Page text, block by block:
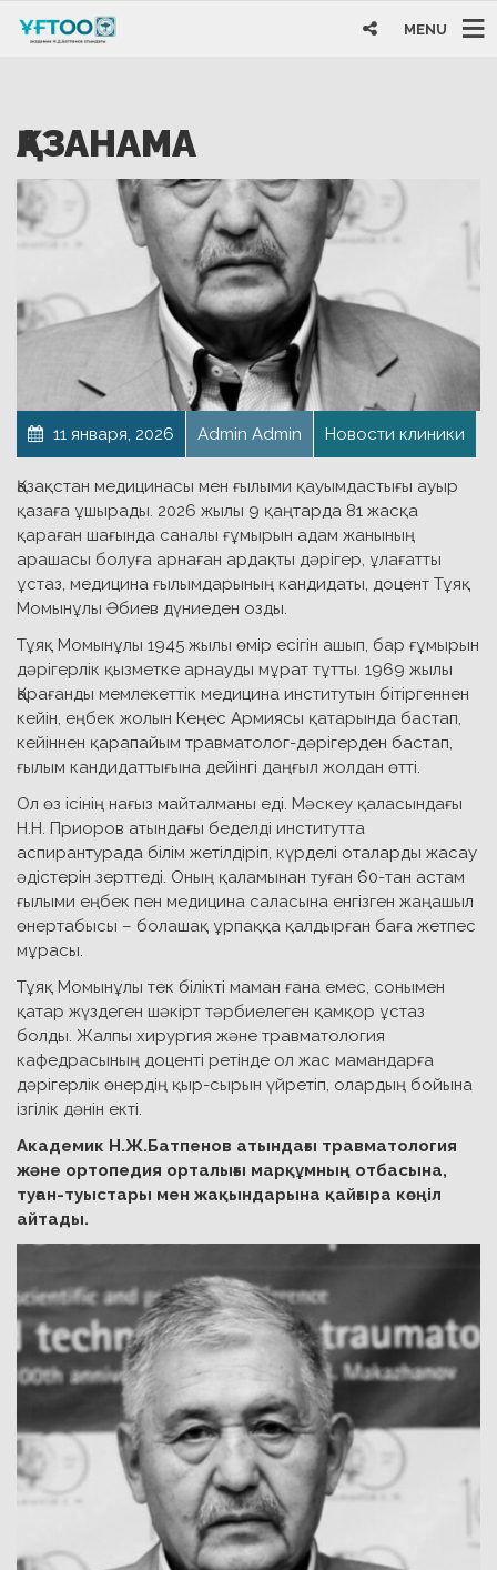
MENU
ҚАЗАНАМА
11 января, 2026 Admin Admin Новости клиники
Қазақстан медицинасы мен ғылыми қауымдастығы ауыр
қазаға ұшырады. 2026 жылы 9 қаңтарда 81 жасқа
қараған шағында саналы ғұмырын адам жанының
арашасы болуға арнаған ардақты дәрігер, ұлағатты
ұстаз, медицина ғылымдарының кандидаты, доцент Тұяқ
Момынұлы Әбиев дүниеден озды.
Тұяқ Момынұлы 1945 жылы өмір есігін ашып, бар ғұмырын
дәрігерлік қызметке арнауды мұрат тұтты. 1969 жылы
Қарағанды мемлекеттік медицина институтын бітіргеннен
кейін, еңбек жолын Кеңес Армиясы қатарында бастап,
кейіннен қарапайым травматолог-дәрігерден бастап,
ғылым кандидаттығына дейінгі даңғыл жолдан өтті.
Ол өз ісінің нағыз майталманы еді. Мәскеу қаласындағы
Н.Н. Приоров атындағы беделді институтта
аспирантурада білім жетілдіріп, күрделі оталарды жасау
әдістерін зерттеді. Оның қаламынан туған 60-тан астам
ғылыми еңбек пен медицина саласына енгізген жаңашыл
өнертабысы – болашақ ұрпаққа қалдырған баға жетпес
мұрасы.
Тұяқ Момынұлы тек білікті маман ғана емес, сонымен
қатар жүздеген шәкірт тәрбиелеген қамқор ұстаз
болды. Жалпы хирургия және травматология
кафедрасының доценті ретінде ол жас мамандарға
дәрігерлік өнердің қыр-сырын үйретіп, олардың бойына
ізгілік дәнін екті.
Академик Н.Ж.Батпенов атындағы травматология
және ортопедия орталығы марқұмның отбасына,
туған-туыстары мен жақындарына қайғыра көңіл
айтады.